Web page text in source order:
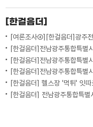
[한걸음더]